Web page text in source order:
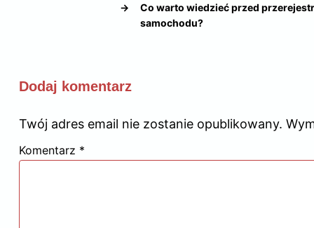
→
Co warto wiedzieć przed
samochodu?
Dodaj komentarz
Twój adres email nie zostanie opublikowany.
Komentarz *